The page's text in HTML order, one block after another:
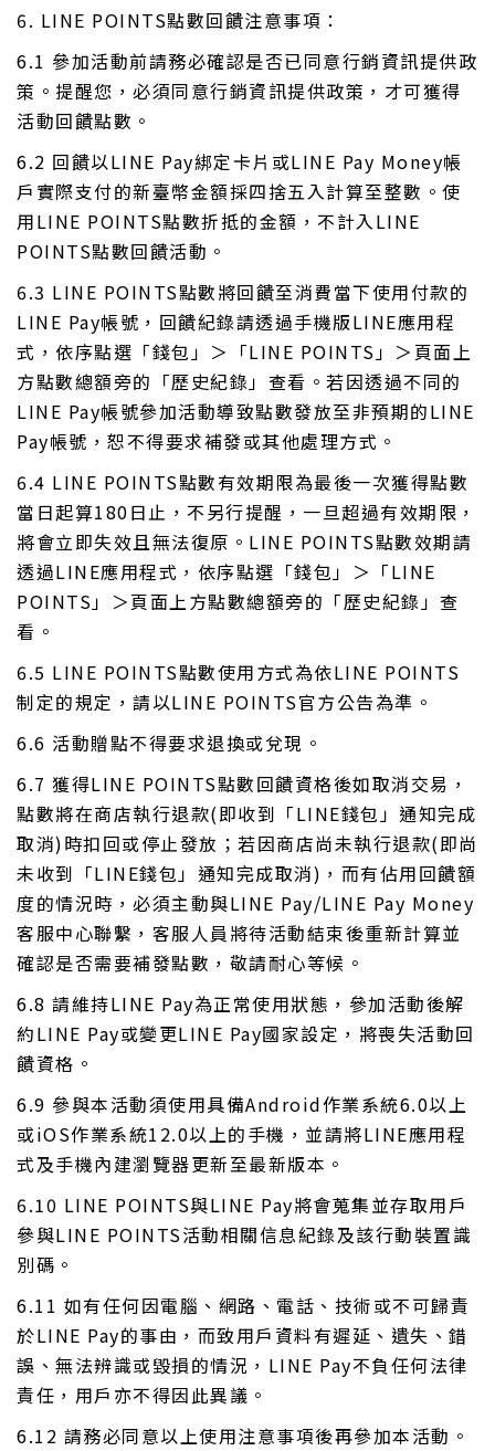
6. LINE POINTS點數回饋注意事項：
6.1 參加活動前請務必確認是否已同意行銷資訊提供政
策。提醒您，必須同意行銷資訊提供政策，才可獲得
活動回饋點數。
6.2 回饋以LINE Pay綁定卡片或LINE Pay Money帳
戶實際支付的新臺幣金額採四捨五入計算至整數。使
用LINE POINTS點數折抵的金額，不計入LINE
POINTS點數回饋活動。
6.3 LINE POINTS點數將回饋至消費當下使用付款的
LINE Pay帳號，回饋紀錄請透過手機版LINE應用程
式，依序點選「錢包」＞「LINE POINTS」＞頁面上
方點數總額旁的「歷史紀錄」查看。若因透過不同的
LINE Pay帳號參加活動導致點數發放至非預期的LINE
Pay帳號，恕不得要求補發或其他處理方式。
6.4 LINE POINTS點數有效期限為最後一次獲得點數
當日起算180日止，不另行提醒，一旦超過有效期限，
將會立即失效且無法復原。LINE POINTS點數效期請
透過LINE應用程式，依序點選「錢包」＞「LINE
POINTS」＞頁面上方點數總額旁的「歷史紀錄」查
看。
6.5 LINE POINTS點數使用方式為依LINE POINTS
制定的規定，請以LINE POINTS官方公告為準。
6.6 活動贈點不得要求退換或兌現。
6.7 獲得LINE POINTS點數回饋資格後如取消交易，
點數將在商店執行退款(即收到「LINE錢包」通知完成
取消)時扣回或停止發放；若因商店尚未執行退款(即尚
未收到「LINE錢包」通知完成取消)，而有佔用回饋額
度的情況時，必須主動與LINE Pay/LINE Pay Money
客服中心聯繫，客服人員將待活動結束後重新計算並
確認是否需要補發點數，敬請耐心等候。
6.8 請維持LINE Pay為正常使用狀態，參加活動後解
約LINE Pay或變更LINE Pay國家設定，將喪失活動回
饋資格。
6.9 參與本活動須使用具備Android作業系統6.0以上
或iOS作業系統12.0以上的手機，並請將LINE應用程
式及手機內建瀏覽器更新至最新版本。
6.10 LINE POINTS與LINE Pay將會蒐集並存取用戶
參與LINE POINTS活動相關信息紀錄及該行動裝置識
別碼。
6.11 如有任何因電腦、網路、電話、技術或不可歸責
於LINE Pay的事由，而致用戶資料有遲延、遺失、錯
誤、無法辨識或毀損的情況，LINE Pay不負任何法律
責任，用戶亦不得因此異議。
6.12 請務必同意以上使用注意事項後再參加本活動。